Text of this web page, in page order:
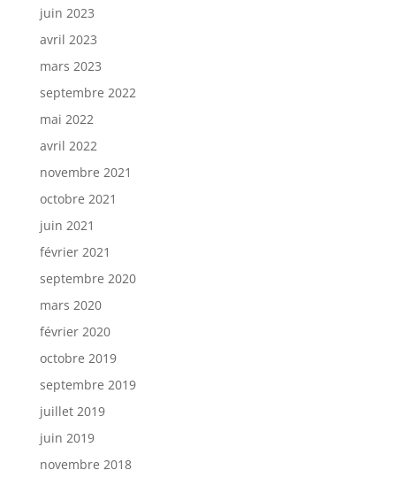
juin 2023
avril 2023
mars 2023
septembre 2022
mai 2022
avril 2022
novembre 2021
octobre 2021
juin 2021
février 2021
septembre 2020
mars 2020
février 2020
octobre 2019
septembre 2019
juillet 2019
juin 2019
novembre 2018